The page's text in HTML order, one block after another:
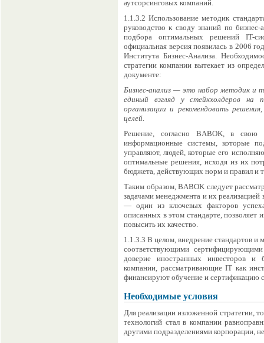
аутсорсинговых компаний.
1.1.3.2 Использование методик
руководство к своду знаний по бизнес-
подбора оптимальных решений IT-
официальная версия появилась в 2006
Института Бизнес-Анализа.
стратегии компании вытекает из
документе:
Бизнес-анализ — это набор методик и
единый взгляд у стейкхолдеров на
организации и рекомендовать
целей.
Решение, согласно BABOK, в свою
информационные системы, которые
управляют, людей, которые его
оптимальные решения, исходя из их
бюджета, действующих норм и правил и
Таким образом, BABOK следует
задачами менеджмента и их
— один из ключевых факторов
описанных в этом стандарте, позволяет
повысить их качество.
1.1.3.3 В целом, внедрение стандартов и
соответствующими
доверие иностранных инвесторов и
компании, рассматривающие IT как
финансируют обучение и сертификацию
Необходимые условия
Для реализации изложенной стратегии,
технологий стал в компании
другими подразделениями корпорации,